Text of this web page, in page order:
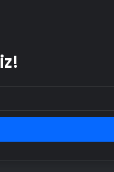
ve Kalitenin Yeni Adı Roxx